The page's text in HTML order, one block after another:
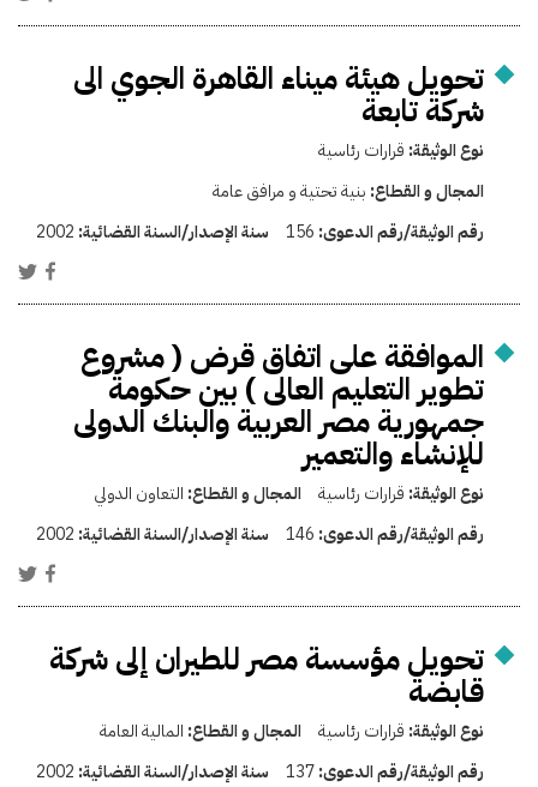
تحويل هيئة ميناء القاهرة الجوي الى
شركة تابعة
نوع الوثيقة: قرارات رئاسية
المجال و القطاع: بنية تحتية و مرافق عامة
رقم الوثيقة/رقم الدعوى: 156 سنة الإصدار/السنة القضائية: 2002
الموافقة على اتفاق قرض ( مشروع
تطوير التعليم العالى ) بين حكومة
جمهورية مصر العربية والبنك الدولى
للإنشاء والتعمير
نوع الوثيقة: قرارات رئاسية المجال و القطاع: التعاون الدولي
رقم الوثيقة/رقم الدعوى: 146 سنة الإصدار/السنة القضائية: 2002
تحويل مؤسسة مصر للطيران إلى شركة
قابضة
نوع الوثيقة: قرارات رئاسية المجال و القطاع: المالية العامة
رقم الوثيقة/رقم الدعوى:137 سنة الإصدار/السنة القضائية: 2002